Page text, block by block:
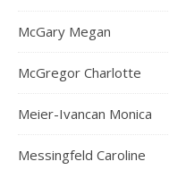
McGary Megan
McGregor Charlotte
Meier-Ivancan Monica
Messingfeld Caroline